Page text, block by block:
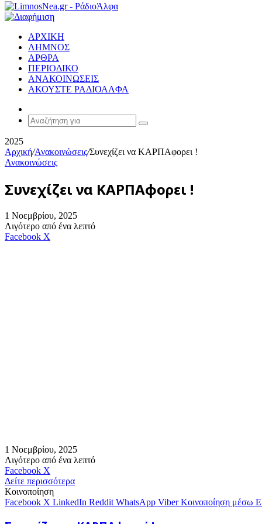
ΑΡΧΙΚΗ
ΛΗΜΝΟΣ
ΑΡΘΡΑ
ΠΕΡΙΟΔΙΚΟ
ΑΝΑΚΟΙΝΩΣΕΙΣ
ΑΚΟΥΣΤΕ ΡΑΔΙΟΑΛΦΑ
Article
Αναζήτηση
2025
Αρχική/Ανακοινώσεις/Συνεχίζει να ΚΑΡΠΑφορει !
Ανακοινώσεις
Συνεχίζει να ΚΑΡΠΑφορει !
1 Νοεμβρίου, 2025
Λιγότερο από ένα λεπτό
Facebook X
1 Νοεμβρίου, 2025
Λιγότερο από ένα λεπτό
Facebook X
μέσω
E-
mail
Δείτε περισσότερα
Κοινοποίηση
Facebook X LinkedIn Reddit WhatsApp Viber Κοινοποίηση μέσω